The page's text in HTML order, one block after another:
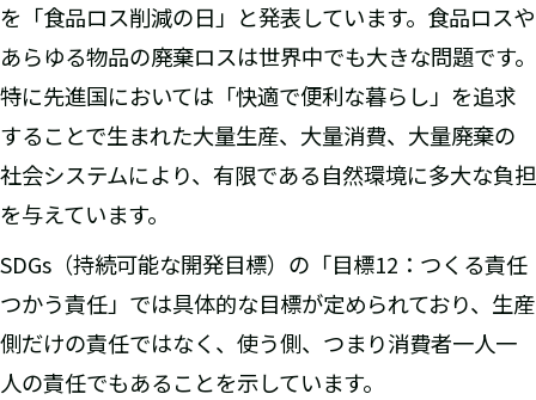
を「食品ロス削減の日」と発表しています。食品ロスや
あらゆる物品の廃棄ロスは世界中でも大きな問題です。
特に先進国においては「快適で便利な暮らし」を追求
することで生まれた大量生産、大量消費、大量廃棄の
社会システムにより、有限である自然環境に多大な負担
を与えています。
SDGs（持続可能な開発目標）の「目標12：つくる責任
つかう責任」では具体的な目標が定められており、生産
側だけの責任ではなく、使う側、つまり消費者一人一
人の責任でもあることを示しています。